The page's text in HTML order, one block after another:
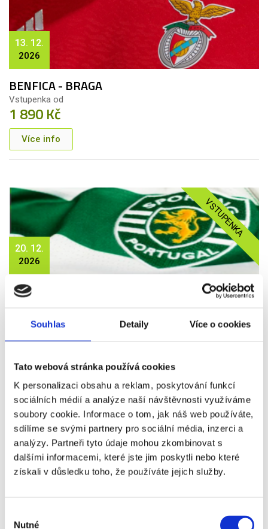
Souhlas Detaily Více o cookies
Tato webová stránka používá cookies
K personalizaci obsahu a reklam, poskytování funkcí
sociálních médií a analýze naší návštěvnosti využíváme
soubory cookie. Informace o tom, jak náš web používáte,
sdílíme se svými partnery pro sociální média, inzerci a
analýzy. Partneři tyto údaje mohou zkombinovat s
dalšími informacemi, které jste jim poskytli nebo které
získali v důsledku toho, že používáte jejich služby.
Nutné
13. 12.
2026
BENFICA - BRAGA
Vstupenka od
1 890 Kč
Více info
VSTUPENKA
20. 12.
2026
SPORTING - ESTORIL PRAIA
1 290 Kč
Více info
VSTUPENKA
27. 12.
2026
3 290 Kč